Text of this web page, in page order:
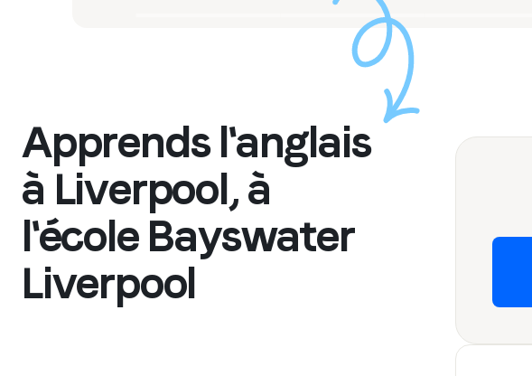
Apprends l'anglais
à Liverpool, à
l'école Bayswater
Liverpool